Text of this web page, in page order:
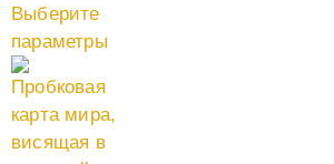
Выберите
параметры